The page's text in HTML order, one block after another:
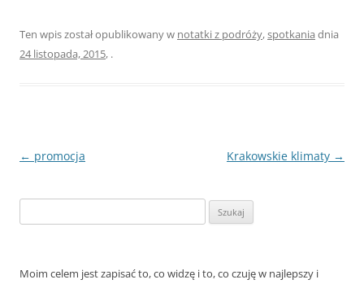
Ten wpis został opublikowany w notatki z podróży,spotkania dnia
24 listopada, 2015, .
Nawigacja
← promocja Krakowskie klimaty →
Moim celem jest zapisać to, co widzę i to, co czuję w najlepszy i